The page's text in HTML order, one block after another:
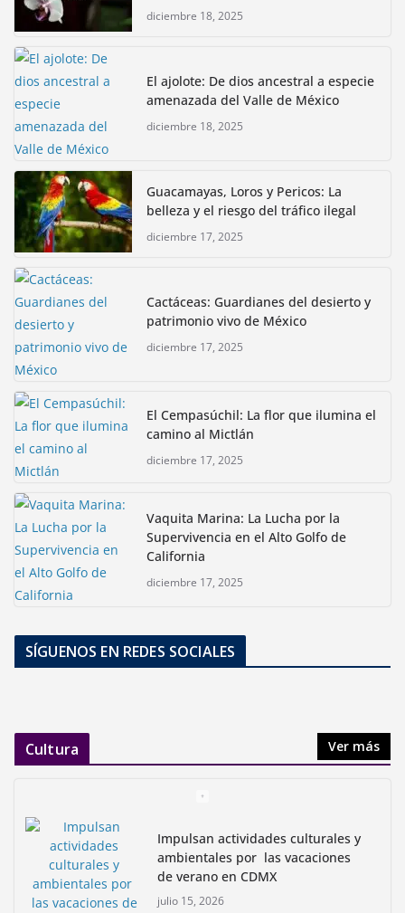
diciembre 18, 2025
El ajolote: De dios ancestral a especie
amenazada del Valle de México
diciembre 18, 2025
Guacamayas, Loros y Pericos: La
belleza y el riesgo del tráfico ilegal
diciembre 17, 2025
Cactáceas: Guardianes del desierto y
patrimonio vivo de México
diciembre 17, 2025
El Cempasúchil: La flor que ilumina el
camino al Mictlán
diciembre 17, 2025
Vaquita Marina: La Lucha por la
Supervivencia en el Alto Golfo de
California
diciembre 17, 2025
SÍGUENOS EN REDES SOCIALES
Cultura Ver más
Impulsan actividades culturales y
ambientales por las vacaciones
de verano en CDMX
julio 15, 2026